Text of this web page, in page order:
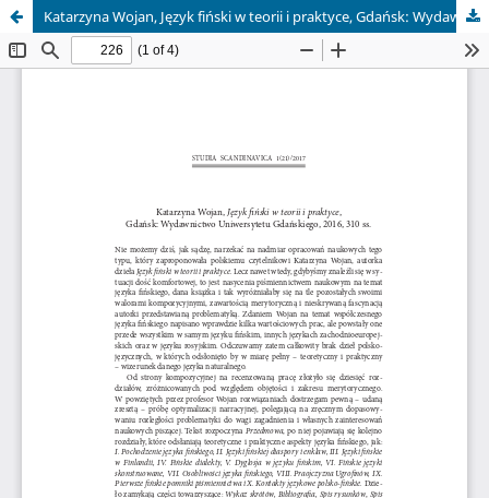
Katarzyna Wojan, Język fiński w teorii i praktyce, Gdańsk: Wydawnictwo Uniwersytetu Gdańskiego, 2016, 310 ss.